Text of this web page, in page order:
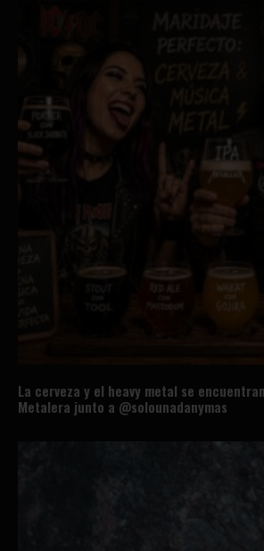
La cerveza y el heavy metal se
Metalera junto a @solounadanymas